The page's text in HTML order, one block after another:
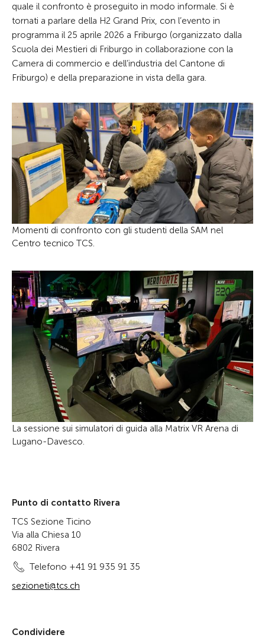
quale il confronto è proseguito in modo informale. Si è
tornati a parlare della H2 Grand Prix, con l’evento in
programma il 25 aprile 2026 a Friburgo (organizzato dalla
Scuola dei Mestieri di Friburgo in collaborazione con la
Camera di commercio e dell’industria del Cantone di
Friburgo) e della preparazione in vista della gara.
Momenti di confronto con gli studenti della SAM nel
Centro tecnico TCS.
La sessione sui simulatori di guida alla Matrix VR Arena di
Lugano-Davesco.
Punto di contatto Rivera
TCS Sezione Ticino
Via alla Chiesa 10
6802 Rivera
Telefono +41 91 935 91 35
sezioneti@tcs.ch
Condividere